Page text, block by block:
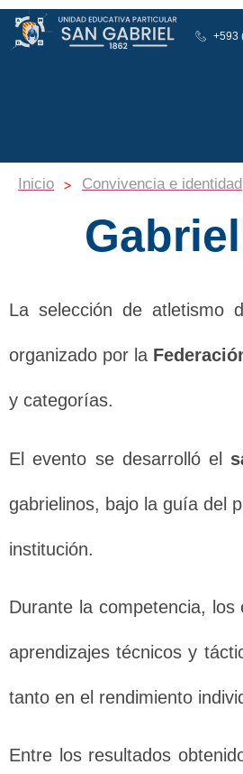
+593
Inicio > Convivencia e identidad
La selección de atletismo
organizado por la
y categorías.
El evento se desarrolló el
gabrielinos, bajo la guía del
institución.
Durante la competencia,
aprendizajes técnicos y
tanto en el rendimiento
Entre los resultados